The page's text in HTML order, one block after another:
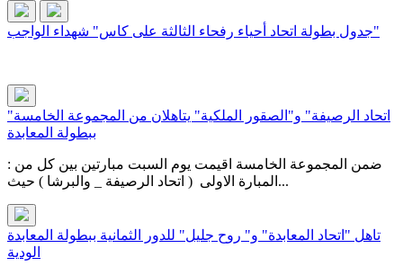
جدول بطولة اتحاد أحياء رفحاء الثالثة على كاس" شهداء الواجب"
"اتحاد الرصيفة" و"الصقور الملكية" يتاهلان من المجموعة الخامسة
ببطولة المعابدة
ضمن المجموعة الخامسة اقيمت يوم السبت مبارتين بين كل من :
المبارة الاولى ( اتحاد الرصيفة _ والبرشا ) حيث...
تاهل "اتحاد المعابدة" و" روح جليل" للدور الثمانية ببطولة المعابدة
الودية